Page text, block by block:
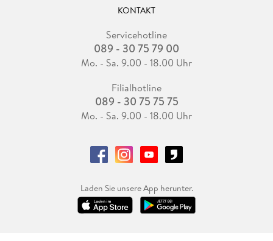
KONTAKT
Servicehotline
089 - 30 75 79 00
Mo. - Sa. 9.00 - 18.00 Uhr
Filialhotline
089 - 30 75 75 75
Mo. - Sa. 9.00 - 18.00 Uhr
Laden Sie unsere App herunter.